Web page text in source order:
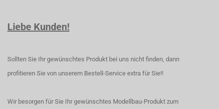
Liebe Kunden!
Sollten Sie Ihr gewünschtes Produkt bei uns nicht finden, dann
profitieren Sie von unserem Bestell-Service extra für Sie!!
Wir besorgen für Sie Ihr gewünschtes Modellbau-Produkt zum